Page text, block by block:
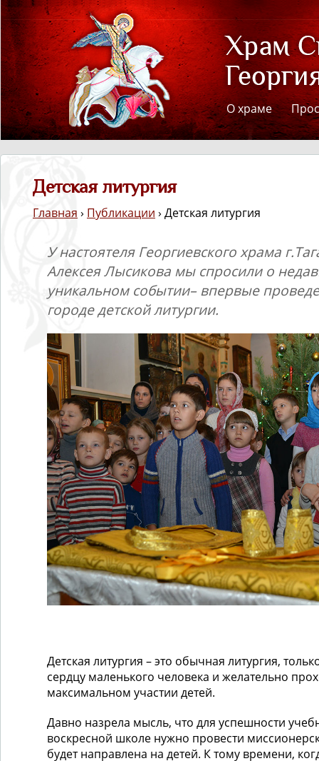
О храме
Детская литургия
Главная › Публикации › Детская литургия
У настоятеля Георгиевского храма
Алексея Лысикова мы спросили о
уникальном событии– впервые
городе детской литургии.
Детская литургия – это обычная литургия,
сердцу маленького человека и желательно
максимальном участии детей.
Давно назрела мысль, что для успешности
воскресной школе нужно провести
будет направлена на детей. К тому времени,